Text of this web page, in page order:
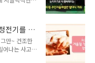
사는 곳, 한
친숙하고, 가
홍제3동, 조
대책으로, 보
제설작업을
기 때문이지
협의회, 통장
250여 명
전기를 없
만~ 건조한
어나는 사고!!
범인은 겨울